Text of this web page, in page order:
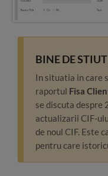
BINE DE
In situatia in care
raportul Fisa
se discuta despre
actualizarii CIF-
de noul CIF. Este
pentru care